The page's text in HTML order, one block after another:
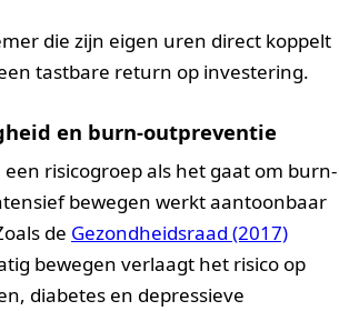
die zijn eigen uren direct koppelt
tastbare return op investering.
en burn-outpreventie
risicogroep als het gaat om burn-
bewegen werkt aantoonbaar
de Gezondheidsraad (2017)
bewegen verlaagt het risico op
diabetes en depressieve